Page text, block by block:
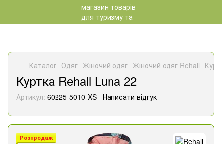
Каталог Одяг Жіночий одяг Жіночий одяг Rehall
Куртка Rehall Luna 22
Артикул: 60225-5010-XS Написати відгук
Розпродаж